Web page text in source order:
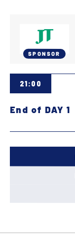
SPONSOR
21:00
End of DAY 1